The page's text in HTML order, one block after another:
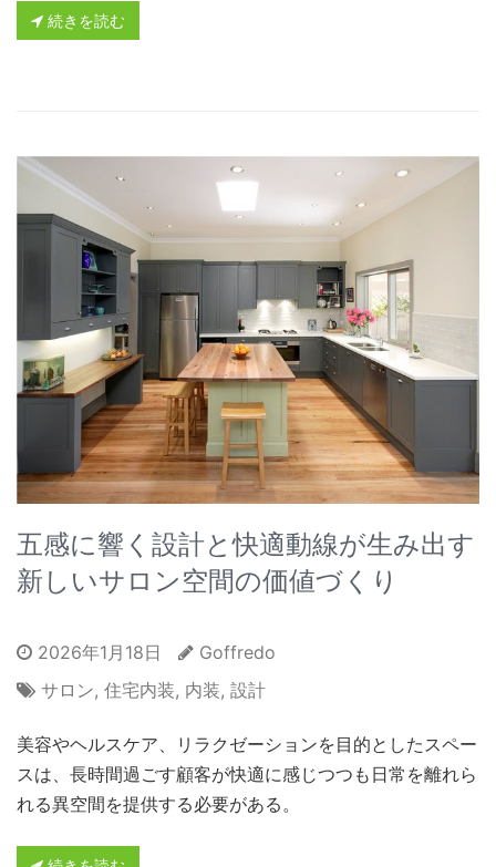
続きを読む
五感に響く設計と快適動線が生み出す
新しいサロン空間の価値づくり
2026年1月18日
Goffredo
サロン, 住宅内装, 内装, 設計
美容やヘルスケア、リラクゼーションを目的としたスペー
スは、長時間過ごす顧客が快適に感じつつも日常を離れら
れる異空間を提供する必要がある。